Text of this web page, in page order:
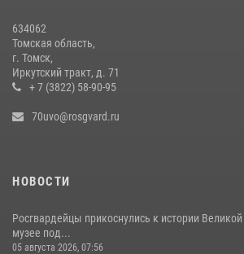
Росгвардейцы в Томске провели встречу с
детского сада в рамках всероссийской акции
23 июля 2026, 00:55
634062
Томская область,
г. Томск,
Иркутский тракт, д. 71
+ 7 (3822) 58-90-95
70uvo@rosgvard.ru
НОВОСТИ
Росгвардейцы прикоснулись к истории
музее под...
05 августа 2026, 07:56